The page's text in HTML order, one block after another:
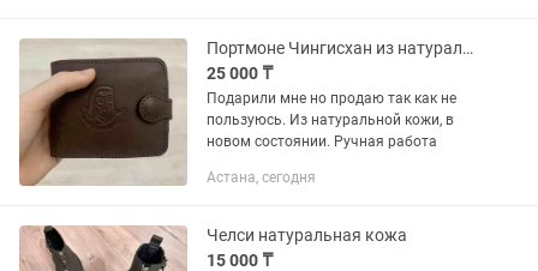
Портмоне Чингисхан из натуральной кожи
25 000 ₸
Подарили мне но продаю так как не
пользуюсь. Из натуральной кожи, в
новом состоянии. Ручная работа
Астана, сегодня
Челси натуральная кожа
15 000 ₸